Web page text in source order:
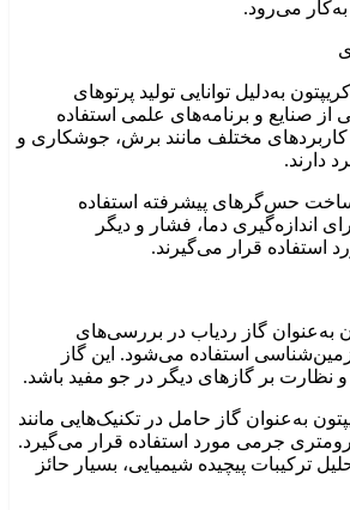
می‌رود.
به‌دلیل توانایی تولید پرتوهای
از صنایع و برنامه‌های علمی استفاده
کاربردهای مختلف مانند برش، جوشکاری و
دارند.
حس‌گرهای پیشرفته استفاده
اندازه‌گیری دما، فشار و دیگر
استفاده قرار می‌گیرند.
به‌عنوان گاز ردیاب در بررسی‌های
استفاده می‌شود. این گاز
نظارت بر گازهای دیگر در جو مفید باشد.
به‌عنوان گاز حامل در تکنیک‌هایی مانند
جرمی مورد استفاده قرار می‌گیرد.
ترکیبات پیچیده شیمیایی، بسیار حائز